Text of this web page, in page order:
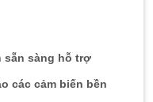
sẵn sàng hỗ trợ
các cảm biến bền